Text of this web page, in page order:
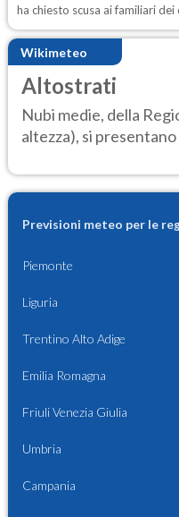
ha chiesto scusa ai familiari
Wikimeteo
Altostrati
Nubi medie, della
altezza), si
Previsioni meteo per le
Piemonte
Liguria
Trentino Alto Adige
Emilia Romagna
Friuli Venezia Giulia
Umbria
Campania